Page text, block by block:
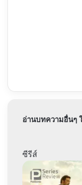
อ่านบทความอื่นๆ
ซีรีส์